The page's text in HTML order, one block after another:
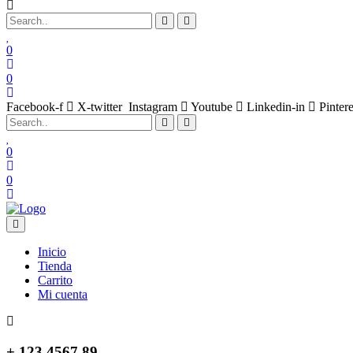
0
0
Facebook-f X-twitter Instagram Youtube Linkedin-in
0
0
Inicio
Tienda
Carrito
Mi cuenta